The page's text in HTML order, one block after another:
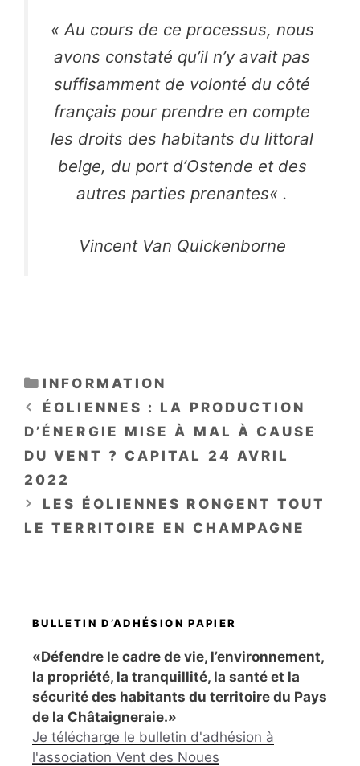
«Au cours de ce processus, nous
avons constaté qu’il n’y avait pas
suffisamment de volonté du côté
français pour prendre en compte
les droits des habitants du littoral
belge, du port d’Ostende et des
autres parties prenantes« .
Vincent Van Quickenborne
CATÉGORIES
INFORMATION
ÉOLIENNES : LA PRODUCTION
D’ÉNERGIE MISE À MAL À CAUSE
DU VENT ? CAPITAL 24 AVRIL
2022
LES ÉOLIENNES RONGENT TOUT
LE TERRITOIRE EN CHAMPAGNE
BULLETIN D’ADHÉSION PAPIER
«Défendre le cadre de vie, l’environnement,
la propriété, la tranquillité, la santé et la
sécurité des habitants du territoire du Pays
de la Châtaigneraie.»
Je télécharge le bulletin d'adhésion à
l'association Vent des Noues